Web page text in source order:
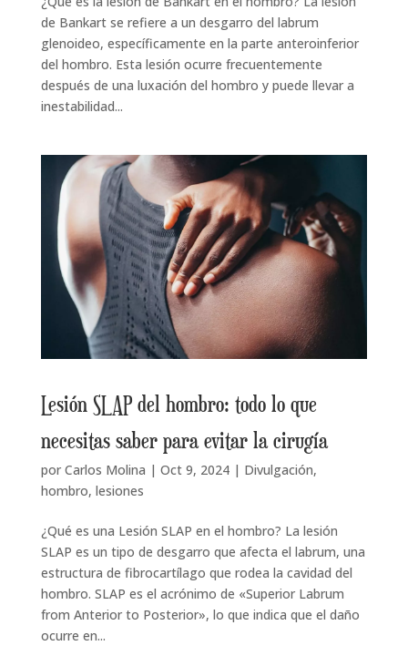
de Bankart se refiere a un desgarro del labrum
glenoideo, específicamente en la parte anteroinferior
del hombro. Esta lesión ocurre frecuentemente
después de una luxación del hombro y puede llevar a
inestabilidad...
Lesión SLAP del hombro: todo lo que
necesitas saber para evitar la cirugía
por Carlos Molina | Oct 9, 2024| Divulgación,
hombro, lesiones
¿Qué es una Lesión SLAP en el hombro? La lesión
SLAP es un tipo de desgarro que afecta el labrum, una
estructura de fibrocartílago que rodea la cavidad del
hombro. SLAP es el acrónimo de «Superior Labrum
from Anterior to Posterior», lo que indica que el daño
ocurre en...